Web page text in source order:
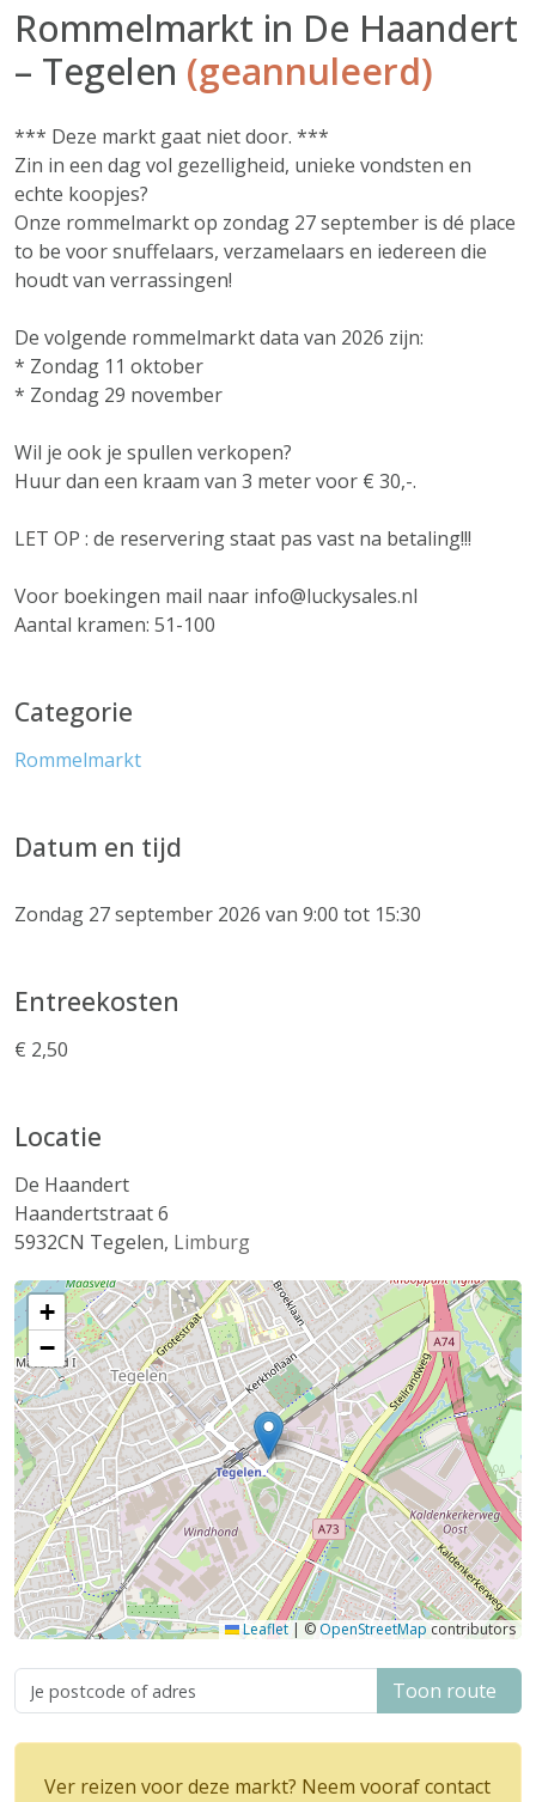
Rommelmarkt in De Haandert
– Tegelen (geannuleerd)
*** Deze markt gaat niet door. ***
Zin in een dag vol gezelligheid, unieke vondsten en
echte koopjes?
Onze rommelmarkt op zondag 27 september is dé place
to be voor snuffelaars, verzamelaars en iedereen die
houdt van verrassingen!
De volgende rommelmarkt data van 2026 zijn:
* Zondag 11 oktober
* Zondag 29 november
Wil je ook je spullen verkopen?
Huur dan een kraam van 3 meter voor € 30,-.
LET OP : de reservering staat pas vast na betaling!!!
Voor boekingen mail naar info@luckysales.nl
Aantal kramen: 51-100
Categorie
Rommelmarkt
Datum en tijd
Zondag 27 september 2026 van 9:00 tot 15:30
Entreekosten
€ 2,50
Locatie
De Haandert
Haandertstraat 6
5932CN Tegelen, Limburg
+
−
Leaflet | © OpenStreetMapcontributors
Toon route
Ver reizen voor deze markt? Neem vooraf contact